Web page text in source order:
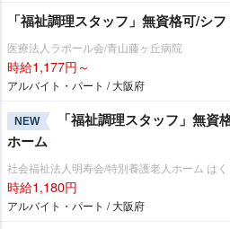
「福祉調理スタッフ」無資格可/シ
医療法人ラポール会/青山藤ヶ丘病院
時給1,177円～
アルバイト・パート / 大阪府
NEW
「福祉調理スタッフ」無資
ホーム
社会福祉法人明寿会/特別養護老人ホーム はく
時給1,180円
アルバイト・パート / 大阪府